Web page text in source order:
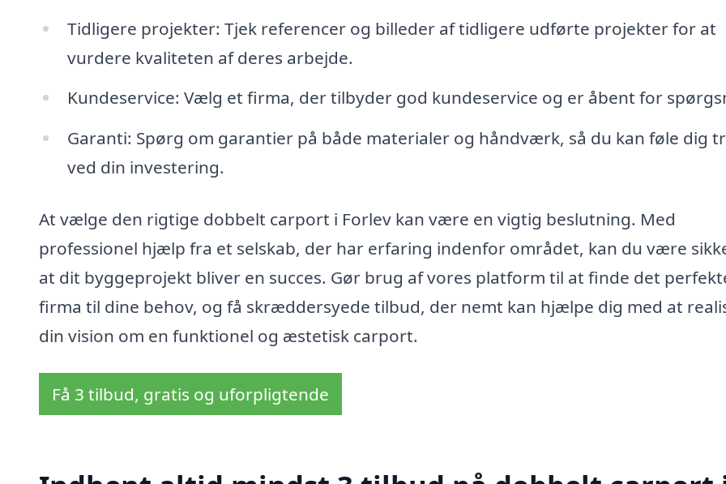
Tidligere projekter: Tjek referencer og billeder af tidligere udførte projekter for at
vurdere kvaliteten af deres arbejde.
Kundeservice: Vælg et firma, der tilbyder god kundeservice og er åbent for
Garanti: Spørg om garantier på både materialer og håndværk, så du kan føle dig
ved din investering.
At vælge den rigtige dobbelt carport i Forlev kan være en vigtig beslutning. Med
professionel hjælp fra et selskab, der har erfaring indenfor området, kan du være
at dit byggeprojekt bliver en succes. Gør brug af vores platform til at finde det
firma til dine behov, og få skræddersyede tilbud, der nemt kan hjælpe dig med at
din vision om en funktionel og æstetisk carport.
Få 3 tilbud, gratis og uforpligtende